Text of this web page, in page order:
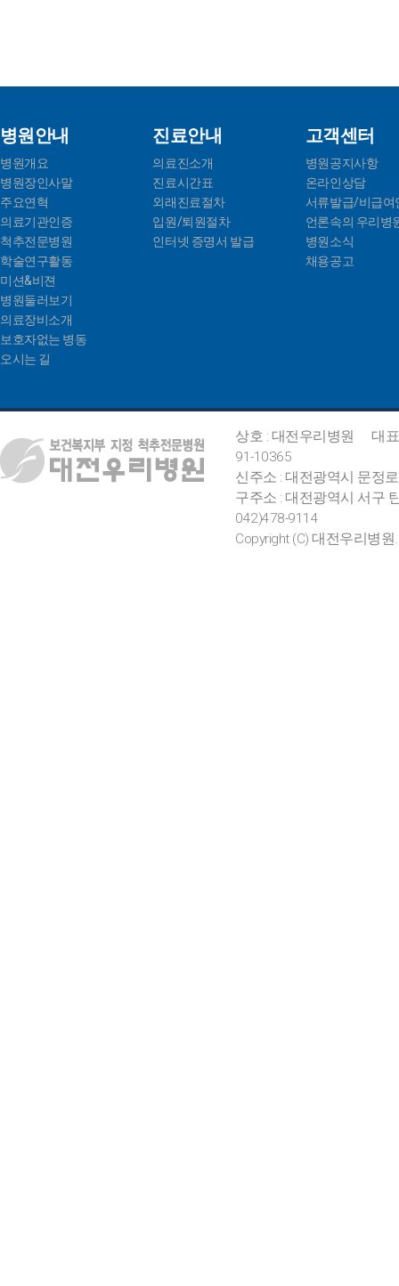
병원안내
병원개요
병원장인사말
주요연혁
의료기관인증
척추전문병원
학술연구활동
미션&비젼
병원둘러보기
의료장비소개
보호자없는 병동
오시는 길
진료안내
의료진소개
진료시간표
외래진료절차
입원/퇴원절차
인터넷 증명서 발급
고객센터
병원공지사항
온라인상담
서류발급/비급여
언론속의 우리병
병원소식
채용공고
상호 : 대전우리병원
대
91-10365
신주소 : 대전광역시 문정
구주소 : 대전광역시 서구
042)478-9114
Copyright (C) 대전우리병원